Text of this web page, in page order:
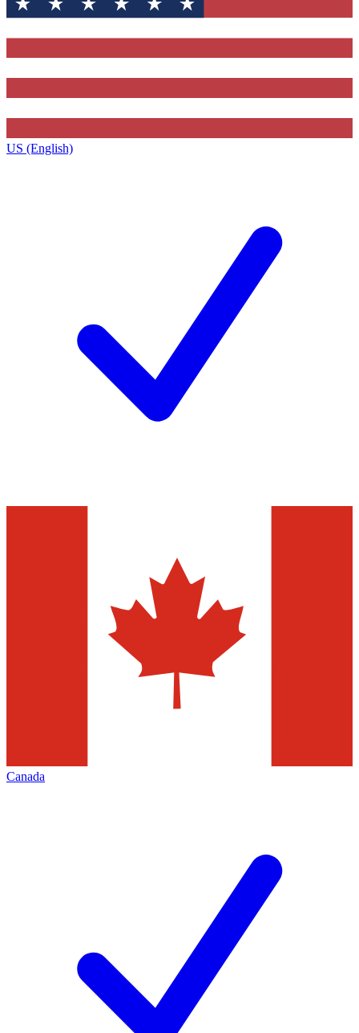
US (English)
Canada